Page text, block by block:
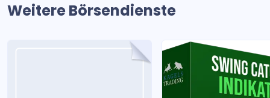
Weitere Börsendienste